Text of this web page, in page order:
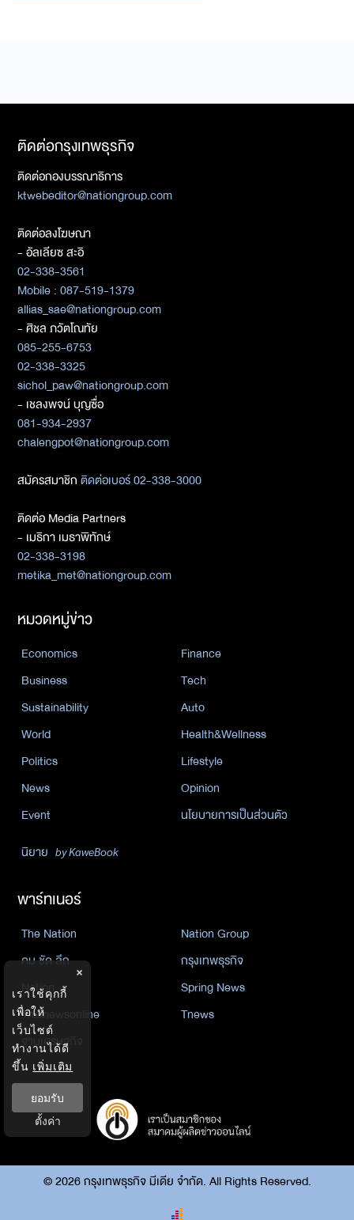
ติดต่อกรุงเทพธุรกิจ
ติดต่อกองบรรณาธิการ
ktwebeditor@nationgroup.com
ติดต่อลงโฆษณา
- อัลเลียซ สะอิ
02-338-3561
Mobile : 087-519-1379
allias_sae@nationgroup.com
- ศิชล ภวัตโณทัย
085-255-6753
02-338-3325
sichol_paw@nationgroup.com
- เชลงพจน์ บุญซื่อ
081-934-2937
chalengpot@nationgroup.com
สมัครสมาชิกติดต่อเบอร์ 02-338-3000
ติดต่อ Media Partners
- เมธิกา เมธาพิทักษ์
02-338-3198
metika_met@nationgroup.com
หมวดหมู่ข่าว
Economics
Finance
Business
Tech
Sustainability
Auto
World
Health&Wellness
Politics
Lifestyle
News
Opinion
Event
นโยบายการเป็นส่วนตัว
นิยาย by KaweBook
พาร์ทเนอร์
The Nation
Nation Group
คม ชัด ลึก
กรุงเทพธุรกิจ
Nation
Spring News
Thainewsonline
Tnews
ฐานเศรษฐกิจ
©2026กรุงเทพธุรกิจ มีเดีย จำกัด. All Rights Reserved.
×
เราใช้คุกกี้
เพื่อให้
เว็บไซต์
ทำงานได้ดี
ขึ้น เพิ่มเติม
ยอมรับ
ตั้งค่า